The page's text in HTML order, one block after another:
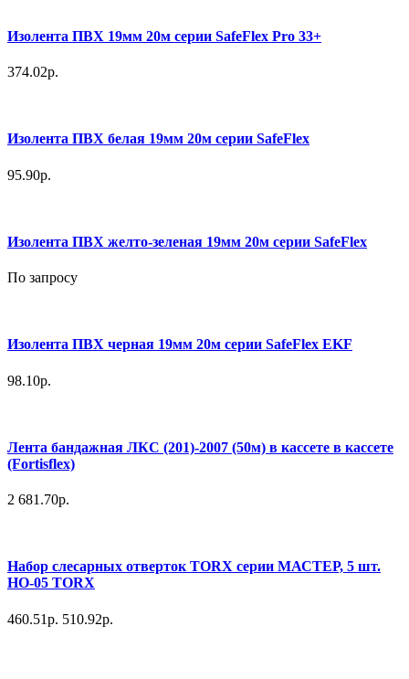
Изолента ПВХ 19мм 20м серии SafeFlex Pro 33+
374.02р.
Изолента ПВХ белая 19мм 20м серии SafeFlex
95.90р.
Изолента ПВХ желто-зеленая 19мм 20м серии SafeFlex
По запросу
Изолента ПВХ черная 19мм 20м серии SafeFlex EKF
98.10р.
Лента бандажная ЛКС (201)-2007 (50м) в кассете в кассете
(Fortisflex)
2 681.70р.
Набор слесарных отверток TORX серии МАСТЕР, 5 шт.
НО-05 TORX
460.51р. 510.92р.